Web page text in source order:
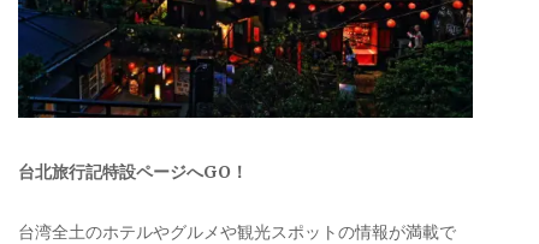
台北旅行記特設ページへGO！
台湾全土のホテルやグルメや観光スポットの情報が満載で